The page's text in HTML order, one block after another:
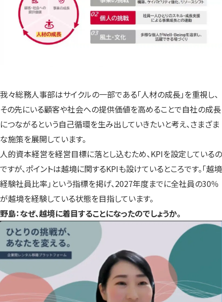
我々総務人事部はサイクルの一部である「人材の成長」を重視し、
その先にいる顧客や社会への提供価値を高めることで自社の成長
につながるという自己循環を生み出していきたいと考え、さまざま
な施策を展開しています。
人的資本経営を経営目標に落とし込むため、KPIを設定しているの
ですが、ポイントは越境に関するKPIも設けているところです。「越境
経験社員比率」という指標を掲げ、2027年度までに全社員の30％
が越境を経験している状態を目指しています。
野島：なぜ、越境に着目することになったのでしょうか。